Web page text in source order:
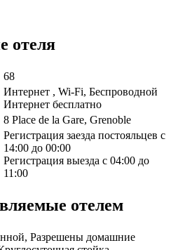
отеля
68
Интернет , Wi-Fi, Беспроводной
Интернет бесплатно
8 Place de la Gare, Grenoble
Регистрация заезда постояльцев с
14:00 до 00:00
Регистрация выезда с 04:00 до
11:00
отелем
Разрешены домашние